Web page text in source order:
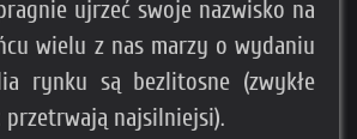
ujrzeć swoje nazwisko na
wielu z nas marzy o wydaniu
rynku są bezlitosne (zwykłe
najsilniejsi).